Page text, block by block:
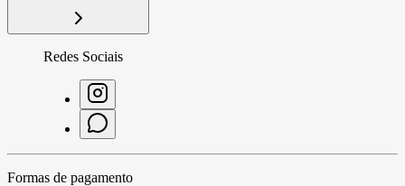
Redes Sociais
Formas de pagamento